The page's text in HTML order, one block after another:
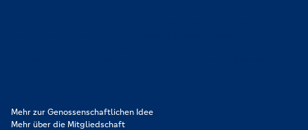
Mehr zur Genossenschaftlichen Idee
Mehr über die Mitgliedschaft